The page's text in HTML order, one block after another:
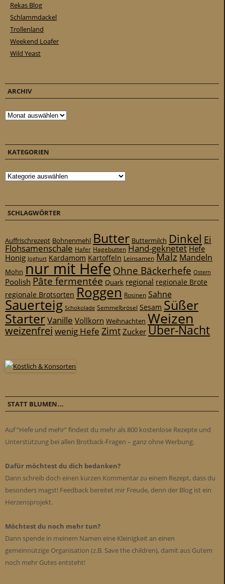
Rekas Blog
Schlammdackel
Trollenland
Weekend Loafer
Wild Yeast
ARCHIV
Archiv
KATEGORIEN
Kategorien
SCHLAGWÖRTER
Auffrischrezept Bohnenmehl Butter Buttermilch Dinkel Ei
Flohsamenschale Hafer Hagebutten Hand-geknetet Hefe
Honig Joghurt Kardamom Kartoffeln Leinsamen Malz Mandeln
Mohn nur mit Hefe Ohne Bäckerhefe Ostern
Poolish Pâte fermentée Quark regional regionale Brote
regionale Brotsorten Roggen Rosinen Sahne
Sauerteig Schokolade Semmelbrösel Sesam Süßer
StarterVanille Vollkorn Weihnachten Weizen
weizenfrei wenig Hefe ZimtZuckerÜber-Nacht
STATT BLUMEN…
Auf “Hefe und mehr” findest du mehr als 800 kostenlose Rezepte und
Unterstützung bei allen Brotback-Fragen – ganz ohne Werbung.
Dafür möchtest du dich bedanken?
Dann schreib doch einen kurzen Kommentar zu einem Rezept, dass du
besonders magst! Feedback bereitet mir Freude, denn der Blog ist ein
Herzensprojekt.
Möchtest du noch mehr tun?
Dann spende in meinem Namen eine Kleinigkeit an einen
gemeinnützige Organisation (z.B. Save the children), damit aus Gutem
noch mehr Gutes entsteht!